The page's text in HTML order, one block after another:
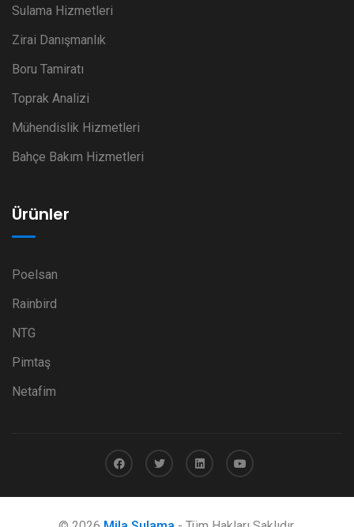
Sulama Hizmetleri
Zirai Danışmanlık
Boru Tamiratı
Toprak Analizi
Mühendislik Hizmetleri
Bahçe Bakım Hizmetleri
Ürünler
Poelsan
Rainbird
NTG
Pimtaş
Netafim